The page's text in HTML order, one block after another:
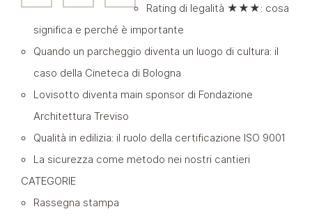
Rating di legalità ★★★: cosa
significa e perché è importante
Quando un parcheggio diventa un luogo di cultura: il
caso della Cineteca di Bologna
Lovisotto diventa main sponsor di Fondazione
Architettura Treviso
Qualità in edilizia: il ruolo della certificazione ISO 9001
La sicurezza come metodo nei nostri cantieri
CATEGORIE
Rassegna stampa